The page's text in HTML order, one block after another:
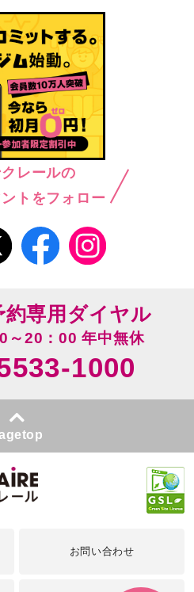
レールの
トをフォロー
専用ダイヤル
～20：00 年中無休
1000
お問い合わせ